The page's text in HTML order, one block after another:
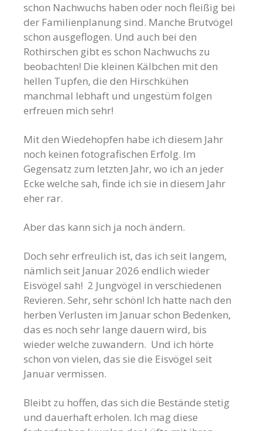
schon Nachwuchs haben oder noch fleißig bei
der Familienplanung sind. Manche Brutvögel
schon ausgeflogen. Und auch bei den
Rothirschen gibt es schon Nachwuchs zu
beobachten! Die kleinen Kälbchen mit den
hellen Tupfen, die den Hirschkühen
manchmal lebhaft und ungestüm folgen
erfreuen mich sehr!
Mit den Wiedehopfen habe ich diesem Jahr
noch keinen fotografischen Erfolg. Im
Gegensatz zum letzten Jahr, wo ich an jeder
Ecke welche sah, finde ich sie in diesem Jahr
eher rar.
Aber das kann sich ja noch ändern.
Doch sehr erfreulich ist, das ich seit langem,
nämlich seit Januar 2026 endlich wieder
Eisvögel sah! 2 Jungvögel in verschiedenen
Revieren. Sehr, sehr schön! Ich hatte nach den
herben Verlusten im Januar schon Bedenken,
das es noch sehr lange dauern wird, bis
wieder welche zuwandern. Und ich hörte
schon von vielen, das sie die Eisvögel seit
Januar vermissen.
Bleibt zu hoffen, das sich die Bestände stetig
und dauerhaft erholen. Ich mag diese